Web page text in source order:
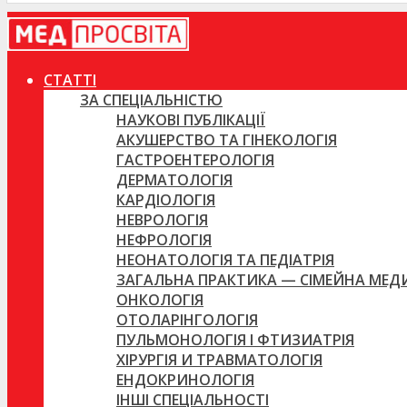
СТАТТІ
ЗА СПЕЦІАЛЬНІСТЮ
НАУКОВІ ПУБЛІКАЦІЇ
АКУШЕРСТВО ТА ГІНЕКОЛОГІЯ
ГАСТРОЕНТЕРОЛОГІЯ
ДЕРМАТОЛОГІЯ
КАРДІОЛОГІЯ
НЕВРОЛОГІЯ
НЕФРОЛОГІЯ
НЕОНАТОЛОГІЯ ТА ПЕДІАТРІЯ
ЗАГАЛЬНА ПРАКТИКА — СІМЕЙНА
ОНКОЛОГІЯ
ОТОЛАРІНГОЛОГІЯ
ПУЛЬМОНОЛОГІЯ І ФТИЗИАТРІЯ
ХІРУРГІЯ И ТРАВМАТОЛОГІЯ
ЕНДОКРИНОЛОГІЯ
ІНШІ СПЕЦІАЛЬНОСТІ